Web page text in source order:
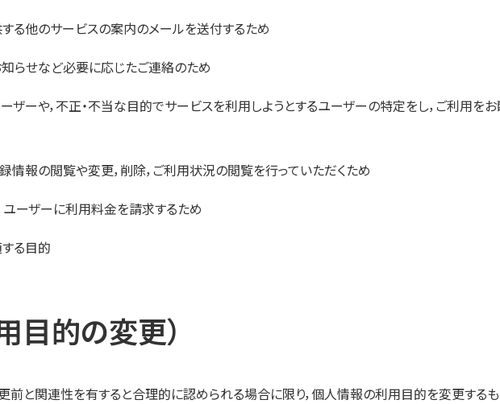
る他のサービスの案内のメールを送付するため
知らせなど必要に応じたご連絡のため
ーや，不正・不当な目的でサービスを利用しようとするユーザーの特定をし，ご利用をお
情報の閲覧や変更，削除，ご利用状況の閲覧を行っていただくため
ユーザーに利用料金を請求するため
る目的
目的の変更）
前と関連性を有すると合理的に認められる場合に限り，個人情報の利用目的を変更する